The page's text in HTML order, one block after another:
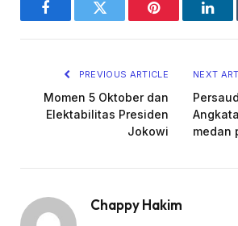
FacebookTwitter Pinterest
PREVIOUS ARTICLE
Momen 5 Oktober dan
Elektabilitas Presiden
Jokowi
NEXT
medan
Chappy Hakim